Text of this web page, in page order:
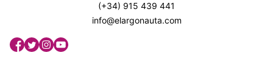
(+34) 915 439 441
info@elargonauta.com